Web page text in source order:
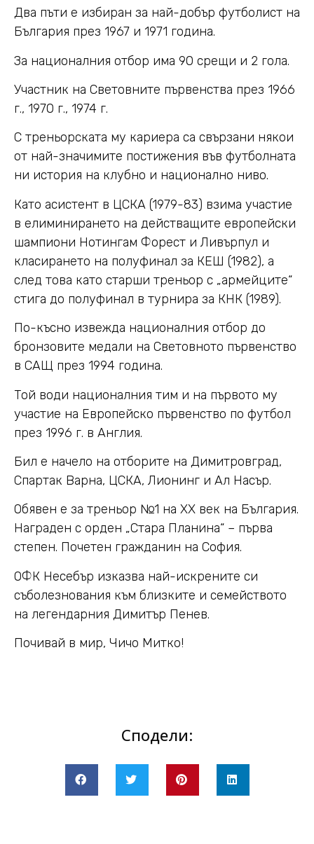
Два пъти е избиран за най-добър футболист на
България през 1967 и 1971 година.
За националния отбор има 90 срещи и 2 гола.
Участник на Световните първенства през 1966
г., 1970 г., 1974 г.
С треньорската му кариера са свързани някои
от най-значимите постижения във футболната
ни история на клубно и национално ниво.
Като асистент в ЦСКА (1979-83) взима участие
в елиминирането на действащите европейски
шампиони Нотингам Форест и Ливърпул и
класирането на полуфинал за КЕШ (1982), а
след това като старши треньор с „армейците“
стига до полуфинал в турнира за КНК (1989).
По-късно извежда националния отбор до
бронзовите медали на Световното първенство
в САЩ през 1994 година.
Той води националния тим и на първото му
участие на Европейско първенство по футбол
през 1996 г. в Англия.
Бил е начело на отборите на Димитровград,
Спартак Варна, ЦСКА, Лионинг и Ал Насър.
Обявен е за треньор №1 на ХХ век на България.
Награден с орден „Стара Планина“ – първа
степен. Почетен гражданин на София.
ОФК Несебър изказва най-искрените си
съболезнования към близките и семейството
на легендарния Димитър Пенев.
Почивай в мир, Чичо Митко!
Сподели: